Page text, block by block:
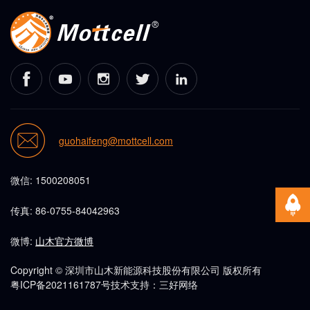
guohaifeng@mottcell.com
微信: 1500208051
传真: 86-0755-84042963
微博: 山木官方微博
Copyright © 深圳市山木新能源科技股份有限公司 版权所有
粤ICP备2021161787号技术支持：三好网络